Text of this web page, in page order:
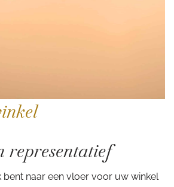
representatief
bent naar een vloer voor uw winkel